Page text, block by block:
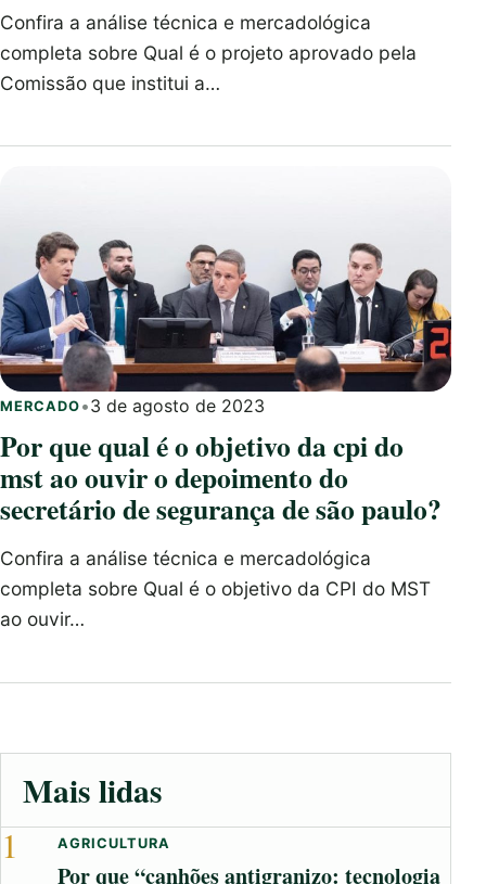
Confira a análise técnica e mercadológica
completa sobre Qual é o projeto aprovado pela
Comissão que institui a…
MERCADO •3 de agosto de 2023
Por que qual é o objetivo da cpi do
mst ao ouvir o depoimento do
secretário de segurança de são paulo?
Confira a análise técnica e mercadológica
completa sobre Qual é o objetivo da CPI do MST
ao ouvir…
Mais lidas
1
AGRICULTURA
Por que “canhões antigranizo: tecnologia